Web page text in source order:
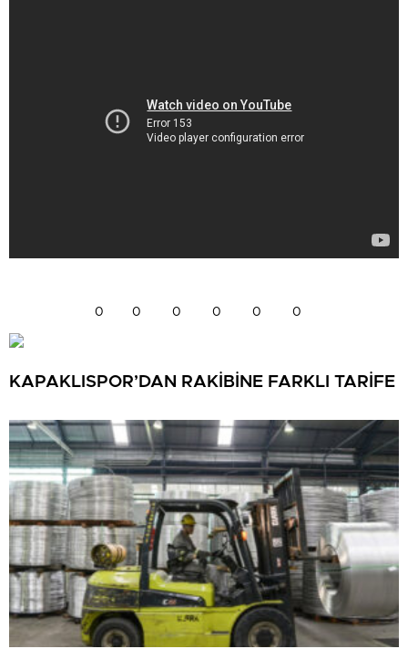
0 0 0 0 0 0
KAPAKLISPOR’DAN RAKİBİNE FARKLI TARİFE